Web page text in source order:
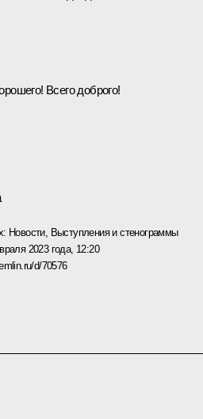
Всего доброго!
Новости, Выступления и стенограммы
2023 года, 12:20
d/70576